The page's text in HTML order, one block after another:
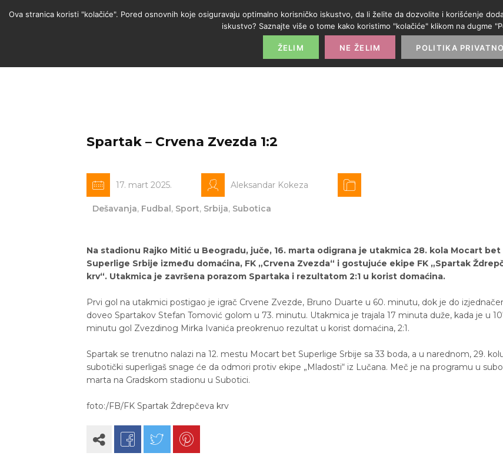
POČETNA PROMO IZLOG PARTNERI
Spartak – Crvena Zvezda 1:2
17. mart 2025. Aleksandar Kokeza
Dešavanja, Fudbal, Sport, Srbija, Subotica
Na stadionu Rajko Mitić u Beogradu, juče, 16. marta odigrana je utakmica 28. kola Mocart bet
Superlige Srbije između domaćina, FK „Crvena Zvezda“ i gostujuće ekipe FK „Spartak
krv“. Utakmica je završena porazom Spartaka i rezultatom 2:1 u korist domaćina.
Prvi gol na utakmici postigao je igrač Crvene Zvezde, Bruno Duarte u 60. minutu, dok je do
doveo Spartakov Stefan Tomović golom u 73. minutu. Utakmica je trajala 17 minuta duže, kada je u
minutu gol Zvezdinog Mirka Ivanića preokrenuo rezultat u korist domaćina, 2:1.
Spartak se trenutno nalazi na 12. mestu Mocart bet Superlige Srbije sa 33 boda, a u narednom, 29.
subotički superligaš snage će da odmori protiv ekipe „Mladosti“ iz Lučana. Meč je na programu u
marta na Gradskom stadionu u Subotici.
foto:/FB/FK Spartak Ždrepčeva krv
Ova stranica koristi "kolačiće". Pored osnovnih koje osiguravaju optimalno korisničko iskustvo, da li želite da dozvolite i korišćenje
iskustvo? Saznajte više o tome kako koristimo "kolačiće" klikom na dugme
ŽELIM NE ŽELIM POLITIKA